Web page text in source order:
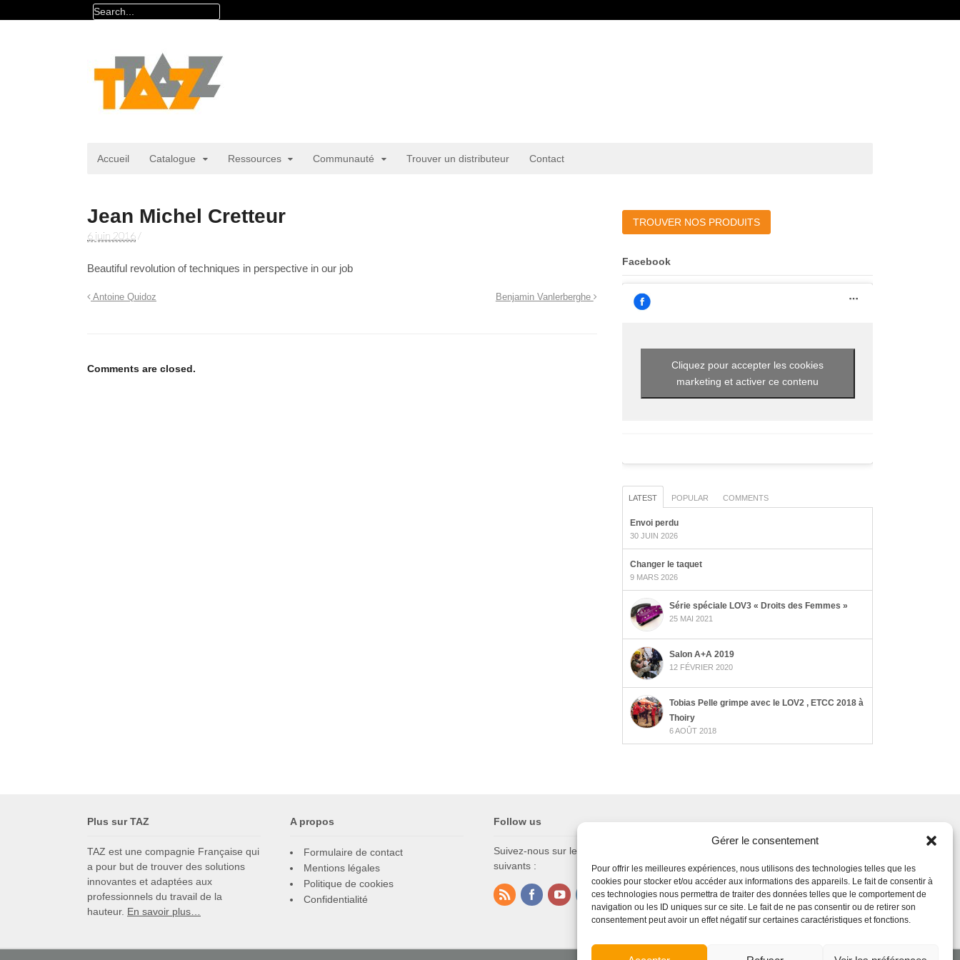
Gérer le consentement
Pour offrir les meilleures expériences, nous utilisons des technologies telles que les
cookies pour stocker et/ou accéder aux informations des appareils. Le fait de consentir à
ces technologies nous permettra de traiter des données telles que le comportement de
navigation ou les ID uniques sur ce site. Le fait de ne pas consentir ou de retirer son
consentement peut avoir un effet négatif sur certaines caractéristiques et fonctions.
Accueil Catalogue Ressources Communauté Trouver un distributeur Contact
Jean Michel Cretteur
6 juin 2016 /
Beautiful revolution of techniques in perspective in our job
Antoine Quidoz Benjamin Vanlerberghe
Comments are closed.
TROUVER NOS PRODUITS
Facebook
Cliquez pour accepter les cookies
marketing et activer ce contenu
LATEST POPULAR COMMENTS
Envoi perdu
30 JUIN 2026
Changer le taquet
9 MARS 2026
Série spéciale LOV3 « Droits des Femmes »
25 MAI 2021
Salon A+A 2019
12 FÉVRIER 2020
Tobias Pelle grimpe avec le LOV2 , ETCC 2018 à
Thoiry
6 AOÛT 2018
Plus sur TAZ
TAZ est une compagnie Française qui
a pour but de trouver des solutions
innovantes et adaptées aux
professionnels du travail de la
hauteur. En savoir plus…
A propos
Formulaire de contact
Mentions légales
Politique de cookies
Confidentialité
Follow us
Suivez-nous sur les réseaux sociaux
suivants :